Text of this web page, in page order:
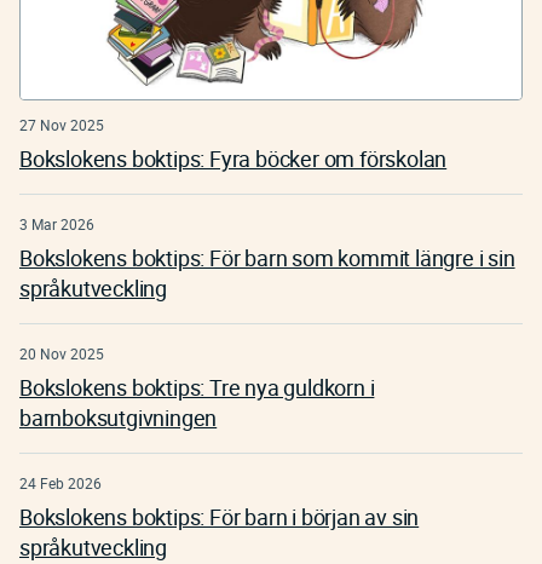
27 Nov 2025
Bokslokens boktips: Fyra böcker om förskolan
3 Mar 2026
Bokslokens boktips: För barn som kommit längre i sin
språkutveckling
20 Nov 2025
Bokslokens boktips: Tre nya guldkorn i
barnboksutgivningen
24 Feb 2026
Bokslokens boktips: För barn i början av sin
språkutveckling